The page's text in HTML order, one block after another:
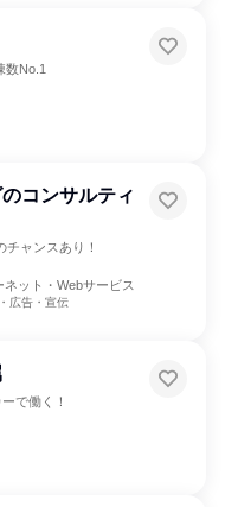
No.1
コンサルティ
ャンスあり！
ット・Webサービス
広告・宣伝
で働く！